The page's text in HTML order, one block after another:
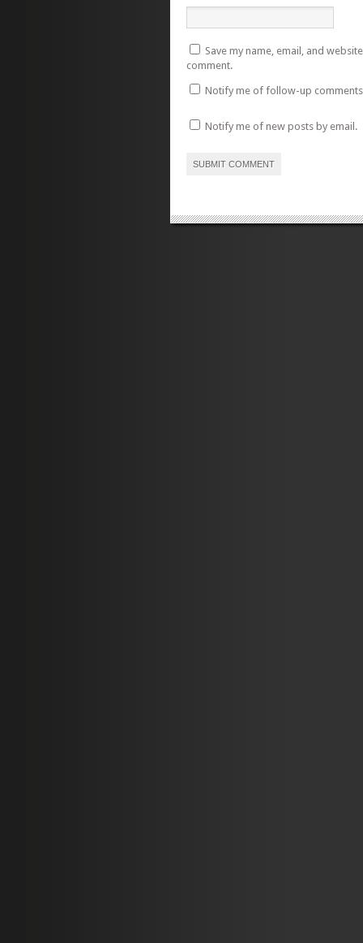
Save my name, email, and
comment.
Notify me of follow-up
Notify me of new posts by email.